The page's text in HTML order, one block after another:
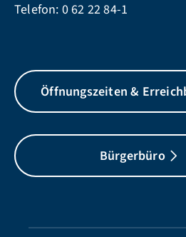
Telefon: 0 62 22 84-1
Öffnungszeiten &
Bürgerbüro